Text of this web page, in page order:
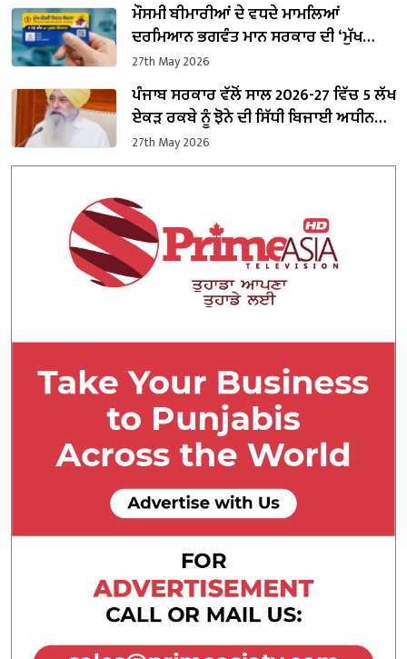
ਮੌਸਮੀ ਬੀਮਾਰੀਆਂ ਦੇ ਵਧਦੇ ਮਾਮਲਿਆਂ
ਦਰਮਿਆਨ ਭਗਵੰਤ ਮਾਨ ਸਰਕਾਰ ਦੀ ‘ਮੁੱਖ
ਮੰਤਰੀ ਸਿਹਤ ਯੋਜਨਾ’ ਬਣੀ ਜੀਵਨਰੇਖਾ
27th May 2026
ਪੰਜਾਬ ਸਰਕਾਰ ਵੱਲੋਂ ਸਾਲ 2026-27 ਵਿੱਚ 5 ਲੱਖ
ਏਕੜ ਰਕਬੇ ਨੂੰ ਝੋਨੇ ਦੀ ਸਿੱਧੀ ਬਿਜਾਈ ਅਧੀਨ
ਲਿਆਉਣ ਦਾ ਟੀਚਾ : ਗੁਰਮੀਤ ਖੁੱਡੀਆਂ
27th May 2026